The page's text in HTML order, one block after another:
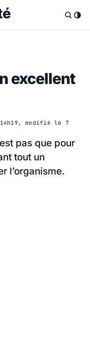
excellent
, modifié le 7
pas que pour
tout un
l’organisme.